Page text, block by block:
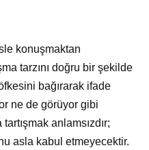
konuşmaktan
tarzını doğru bir şekilde
bağırarak ifade
ne de görüyor gibi
anlamsızdır;
asla kabul etmeyecektir.